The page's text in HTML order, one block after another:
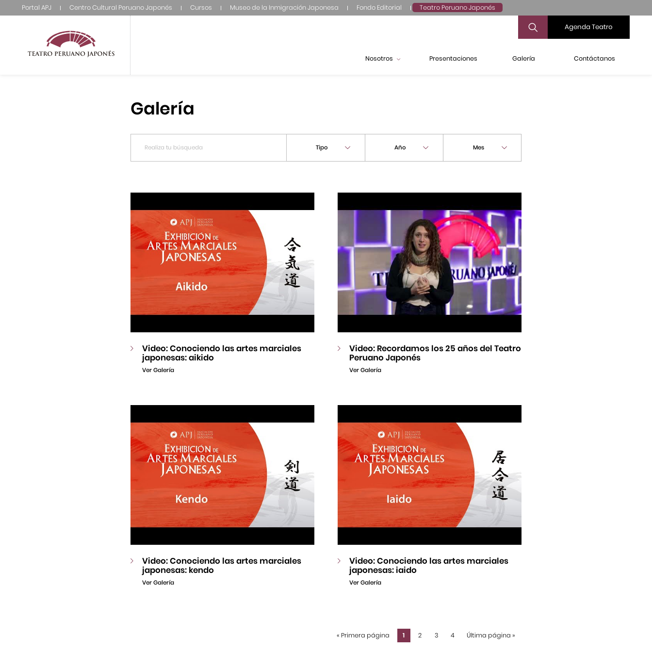
Portal APJ Centro Cultural Peruano Japonés Cursos Museo de la Inmigración Japonesa Fondo Editorial Teatro Peruano Japonés
Agenda Teatro
Nosotros Presentaciones Galería Contáctanos
Galería
Tipo Año Mes
Video: Conociendo las artes marciales
japonesas: aikido
Ver Galería
Video: Recordamos los 25 años del Teatro
Peruano Japonés
Ver Galería
Video: Conociendo las artes marciales
japonesas: kendo
Ver Galería
Video: Conociendo las artes marciales
japonesas: iaido
Ver Galería
« Primera página 1 2 3 4 Última página »